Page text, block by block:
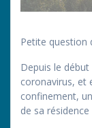
Petite question
Depuis le
coronavirus, et
confinement,
de sa